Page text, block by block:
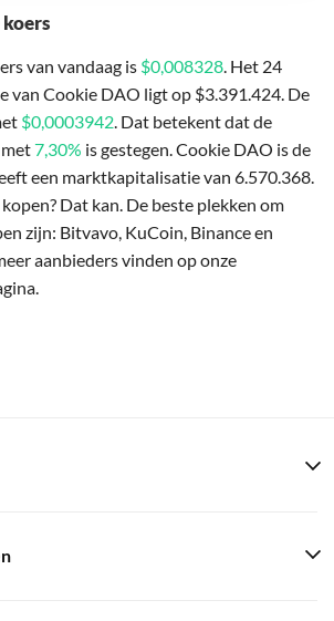
van vandaag is $0,008328. Het 24
van Cookie DAO ligt op $3.391.424. De
$0,0003942. Dat betekent dat de
7,30% is gestegen. Cookie DAO is de
een marktkapitalisatie van 6.570.368.
Dat kan. De beste plekken om
zijn: Bitvavo, KuCoin, Binance en
aanbieders vinden op onze